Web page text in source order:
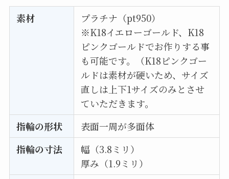
素材
プラチナ（pt950）
※K18イエローゴールド、K18
ピンクゴールドでお作りする事
も可能です。（K18ピンクゴー
ルドは素材が硬いため、サイズ
直しは上下1サイズのみとさせ
ていただきます。
指輪の形状
表面一周が多面体
指輪の寸法
幅（3.8ミリ）
厚み（1.9ミリ）